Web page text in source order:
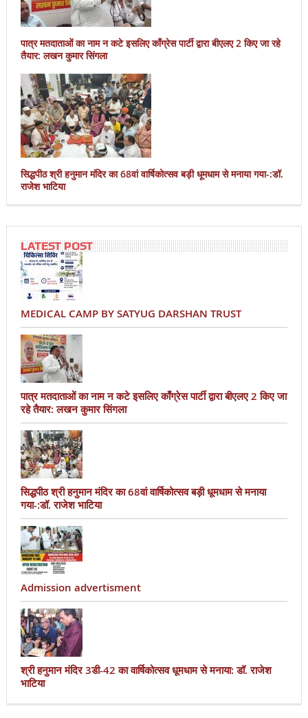
पात्र मतदाताओं का नाम न कटे इसलिए काँग्रेस पार्टी द्वारा बीएलए 2 किए जा रहे
तैयार: लखन कुमार सिंगला
सिद्धपीठ श्री हनुमान मंदिर का 68वां वार्षिकोत्सव बड़ी धूमधाम से मनाया गया-:डॉ.
राजेश भाटिया
LATEST POST
MEDICAL CAMP BY SATYUG DARSHAN TRUST
पात्र मतदाताओं का नाम न कटे इसलिए काँग्रेस पार्टी द्वारा बीएलए 2 किए जा
रहे तैयार: लखन कुमार सिंगला
सिद्धपीठ श्री हनुमान मंदिर का 68वां वार्षिकोत्सव बड़ी धूमधाम से मनाया
गया-:डॉ. राजेश भाटिया
Admission advertisment
श्री हनुमान मंदिर 3डी-42 का वार्षिकोत्सव धूमधाम से मनाया: डॉ. राजेश
भाटिया